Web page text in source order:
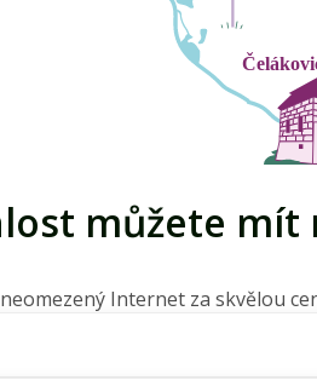
můžete mít
Internet za skvělou